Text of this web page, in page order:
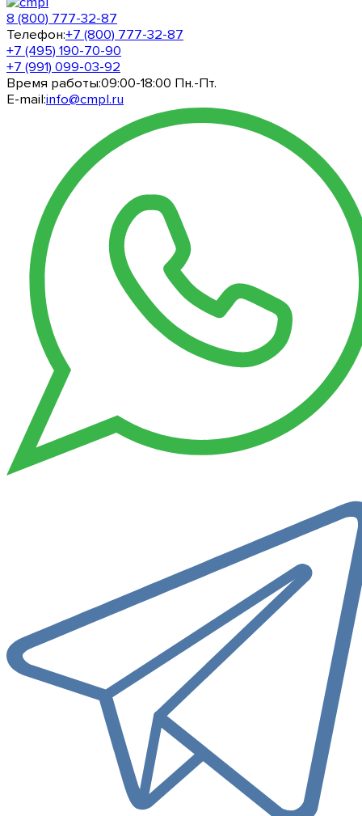
8 (800) 777-32-87
Телефон:+7 (800) 777-32-87
+7 (495) 190-70-90
+7 (991) 099-03-92
Время работы:09:00-18:00 Пн.-Пт.
E-mail:info@cmpl.ru